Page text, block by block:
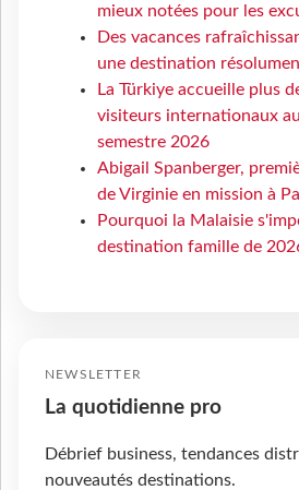
mieux notées pour les
Des vacances
une destination
La Türkiye accueille plus
visiteurs internationaux
semestre 2026
Abigail Spanberger,
de Virginie en mission à
Pourquoi la Malaisie
destination famille de
NEWSLETTER
La quotidienne pro
Débrief business, tendances
nouveautés destinations.